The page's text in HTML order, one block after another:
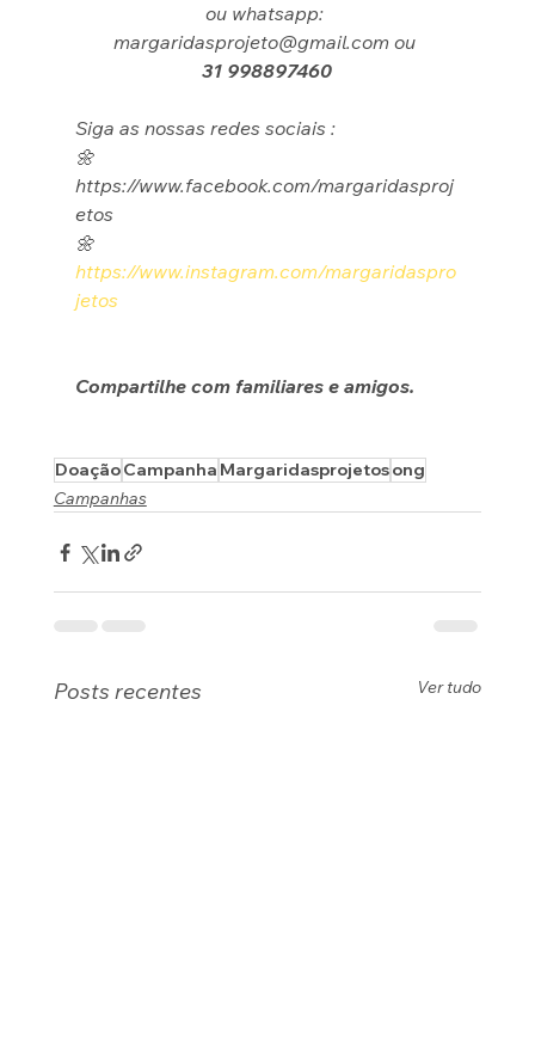
ou whatsapp:
margaridasprojeto@gmail.com ou
31 998897460
Siga as nossas redes sociais :
🌼
https://www.facebook.com/margaridasproj
etos
🌼
https://www.instagram.com/margaridaspro
jetos
Compartilhe com familiares e amigos.
DoaçãoCampanha Margaridasprojetosong
Campanhas
Posts recentes Ver tudo